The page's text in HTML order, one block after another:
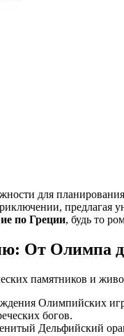
для
предлагая
по Греции, будь то
От Олимпа
памятников и
Олимпийских
богов.
Дельфийский